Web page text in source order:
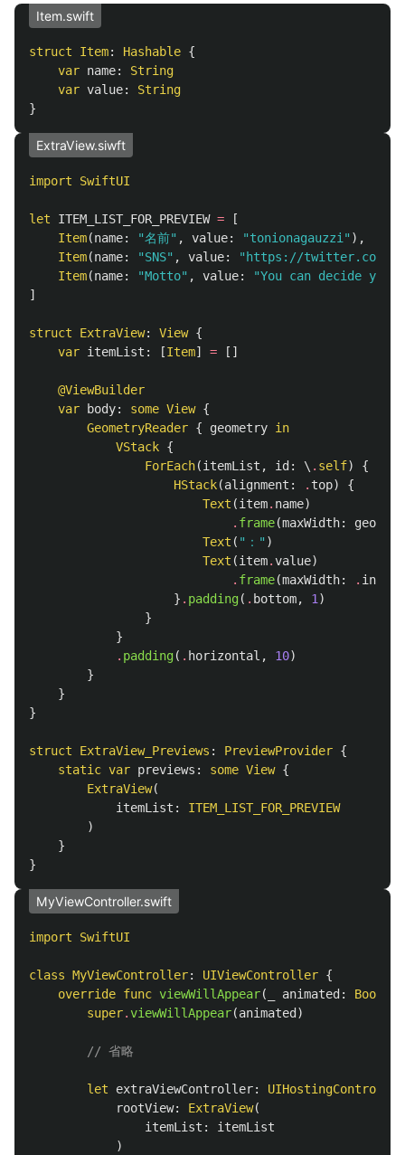
Item.swift
struct Item: Hashable {
var name:
String
var value:
String
}
ExtraView.siwft
import SwiftUI
let ITEM_LIST_FOR_PREVIEW =
[
Item(name: "名前" , value: "tonionagauzzi" ),
Item(name: "SNS" , value:
"https://twitter.com/
Item(name: "Motto" , value:
"You can decide
]
struct ExtraView: View {
var itemList : [Item] = []
@ViewBuilder
var
body: some View {
GeometryReader { geometry in
VStack {
ForEach(itemList , id : \ . self) {
HStack(alignment : . top)
{
Text (item. name)
. frame(maxWidth:
Text ( "：" )
Text (item.value)
. frame(maxWidth: .
} . padding( . bottom, 1 )
}
}
. padding( . horizontal , 10)
}
}
}
struct ExtraView_Previews : PreviewProvider {
static var previews : some View {
ExtraView(
itemList :
ITEM_LIST_FOR_PREVIEW
)
}
}
MyViewController.swift
import SwiftUI
class MyViewController: UIViewController {
override func viewWillAppear( animated : Bool
super.viewWillAppear(animated )
// 省略
let extraViewController:
UIHostingController
rootView: ExtraView(
itemList :
itemList
)